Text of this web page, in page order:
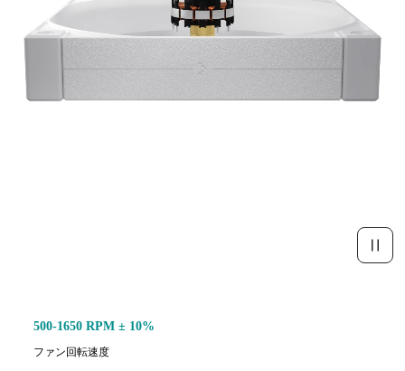
500-1650 RPM ± 10%
ファン回転速度